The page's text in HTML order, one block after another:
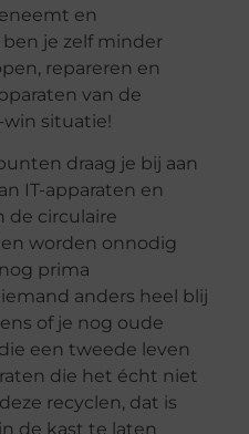
en
je zelf minder
repareren en
van de
win situatie!
draag je bij aan
IT-apparaten en
de circulaire
worden onnodig
prima
anders heel blij
of je nog oude
een tweede leven
die het écht niet
recyclen, dat is
de kast te laten